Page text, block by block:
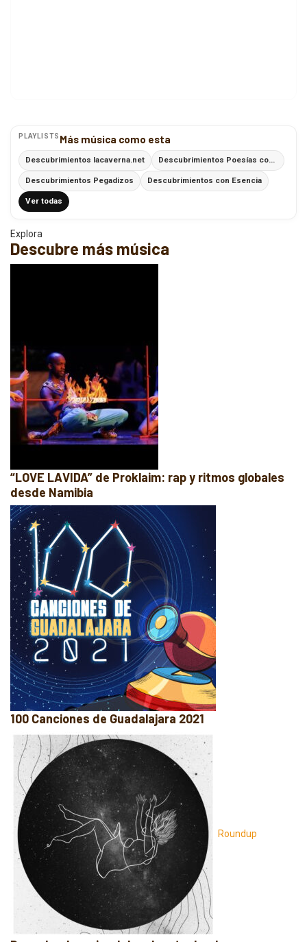
PLAYLISTS Más música como esta
Descubrimientos lacaverna.net Descubrimientos Poesías con Ritmo
Descubrimientos Pegadizos Descubrimientos con Esencia
Ver todas
Explora
Descubre más música
“LOVE LAVIDA” de Proklaim: rap y ritmos globales
desde Namibia
100 Canciones de Guadalajara 2021
Roundup